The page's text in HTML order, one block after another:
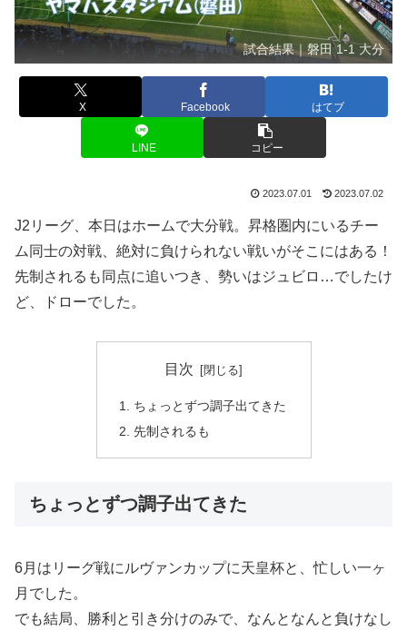
試合結果｜磐田 1-1 大分
X Facebook はてブ
LINE コピー
2023.07.01 2023.07.02
J2リーグ、本日はホームで大分戦。昇格圏内にいるチー
ム同士の対戦、絶対に負けられない戦いがそこにはある！
先制されるも同点に追いつき、勢いはジュビロ…でしたけ
ど、ドローでした。
目次
ちょっとずつ調子出てきた
先制されるも
ちょっとずつ調子出てきた
6月はリーグ戦にルヴァンカップに天皇杯と、忙しい一ヶ
月でした。
でも結局、勝利と引き分けのみで、なんとなんと負けなし